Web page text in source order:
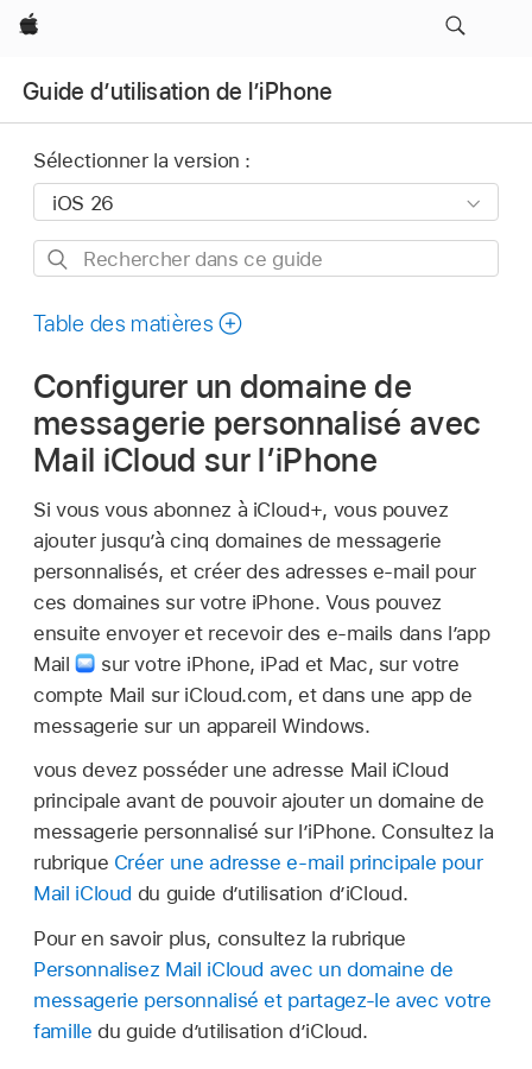
Apple
Guide d’utilisation de l’iPhone
Sélectionner la version :
Rechercher
ce
Table des matières
Configurer un domaine de
messagerie personnalisé avec
Mail iCloud sur l’iPhone
Si vous vous abonnez à iCloud+, vous pouvez
ajouter jusqu’à cinq domaines de messagerie
personnalisés, et créer des adresses e-mail pour
ces domaines sur votre iPhone. Vous pouvez
ensuite envoyer et recevoir des e-mails dans l’app
Mail
sur votre iPhone, iPad et Mac, sur votre
compte Mail sur iCloud.com, et dans une app de
messagerie sur un appareil Windows.
vous devez posséder une adresse Mail iCloud
principale avant de pouvoir ajouter un domaine de
messagerie personnalisé sur l’iPhone. Consultez la
rubrique Créer une adresse e‑mail principale pour
Mail iCloud du guide d’utilisation d’iCloud.
Pour en savoir plus, consultez la rubrique
Personnalisez Mail iCloud avec un domaine de
messagerie personnalisé et partagez‑le avec votre
famille du guide d’utilisation d’iCloud.